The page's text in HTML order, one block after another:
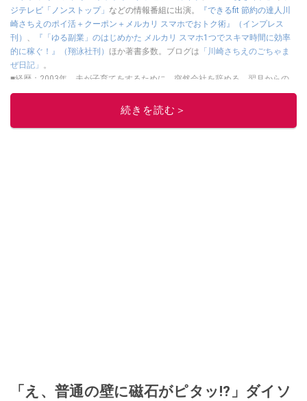
ジテレビ「ノンストップ」 などの情報番組に出演。
『できるfit 節約の達人川
崎さちえのポイ活＋クーポン＋メルカリ スマホでおトク術』（インプレス
刊） 、
『「ゆる副業」のはじめかた メルカリ スマホ1つでスキマ時間に効率
的に稼ぐ！』（翔泳社刊） ほか著書多数。ブログは 「川崎さちえのごちゃま
ぜ日記」 。
■経歴：2003年、夫が子育てをするために、突然会社を辞める。翌月からの
給料が０円になり、家にいながら、しかも空いた時間でできるオークション
に目をつける。しかし、取引の仕方がわからずに、まずは落札者として参
続きを読む＞
「え、普通の壁に磁石がピタッ!?」ダイソ